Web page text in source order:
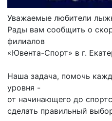
Уважаемые любители
Рады вам сообщить о
филиалов
«Ювента-Спорт» в г.
Наша задача, помочь
уровня -
от начинающего до
сделать правильный